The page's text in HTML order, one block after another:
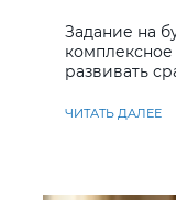
Задание на
развивать
ЧИТАТЬ ДАЛЕЕ